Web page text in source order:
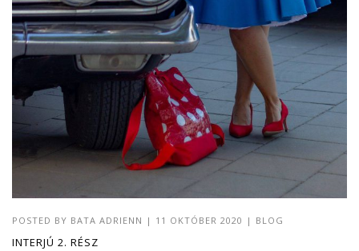
POSTED BY BATA ADRIENN | 11 OKTÓBER 2020 | BLOG
INTERJÚ 2. RÉSZ